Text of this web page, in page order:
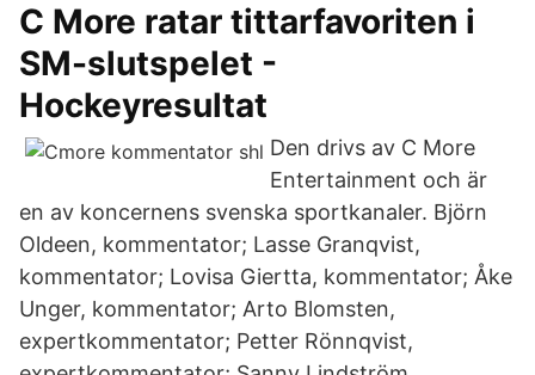
C More ratar tittarfavoriten i
SM-slutspelet -
Hockeyresultat
Den drivs av C More
Entertainment och är
en av koncernens svenska sportkanaler. Björn
Oldeen, kommentator; Lasse Granqvist,
kommentator; Lovisa Giertta, kommentator; Åke
Unger, kommentator; Arto Blomsten,
expertkommentator; Petter Rönnqvist,